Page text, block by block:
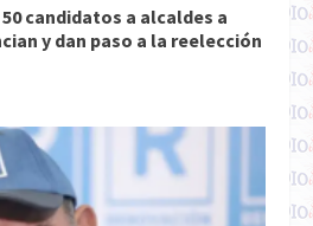
candidatos a alcaldes a
y dan paso a la reelección